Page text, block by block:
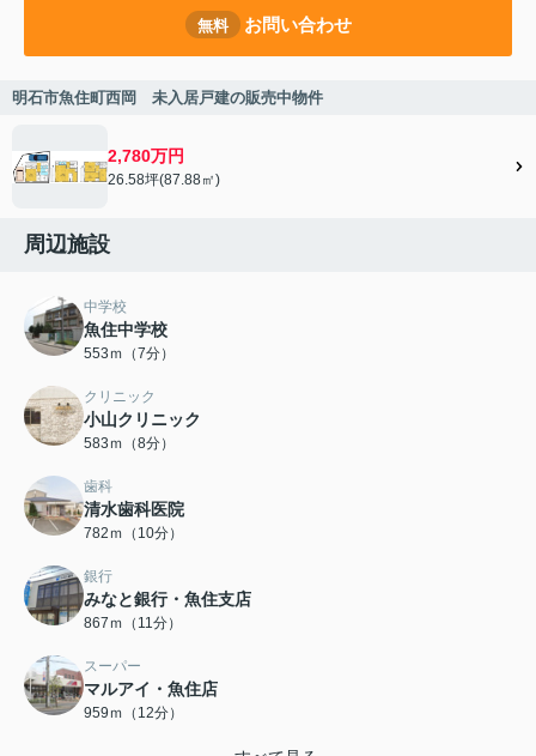
無料 お問い合わせ
明石市魚住町西岡 未入居戸建の販売中物件
2,780万円
26.58坪(87.88㎡)
周辺施設
中学校
魚住中学校
553ｍ（7分）
クリニック
小山クリニック
583ｍ（8分）
歯科
清水歯科医院
782ｍ（10分）
銀行
みなと銀行・魚住支店
867ｍ（11分）
スーパー
マルアイ・魚住店
959ｍ（12分）